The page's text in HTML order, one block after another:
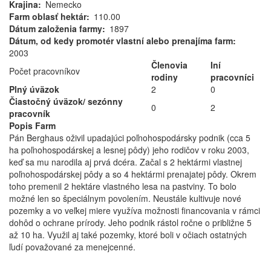
Krajina
Nemecko
Farm oblasť hektár
110.00
Dátum založenia farmy
1897
Dátum, od kedy promotér vlastní alebo prenajíma farm
2003
Počet pracovníkov
Členovia
rodiny
Iní
pracovníci
Plný úväzok
2
0
Čiastočný úväzok/ sezónny
pracovník
0
2
Popis Farm
Pán Berghaus oživil upadajúci poľnohospodársky podnik (cca 5
ha poľnohospodárskej a lesnej pôdy) jeho rodičov v roku 2003,
keď sa mu narodila aj prvá dcéra. Začal s 2 hektármi vlastnej
poľnohospodárskej pôdy a so 4 hektármi prenajatej pôdy. Okrem
toho premenil 2 hektáre vlastného lesa na pastviny. To bolo
možné len so špeciálnym povolením. Neustále kultivuje nové
pozemky a vo veľkej miere využíva možnosti financovania v rámci
dohôd o ochrane prírody. Jeho podnik rástol ročne o približne 5
až 10 ha. Využil aj také pozemky, ktoré boli v očiach ostatných
ľudí považované za menejcenné.